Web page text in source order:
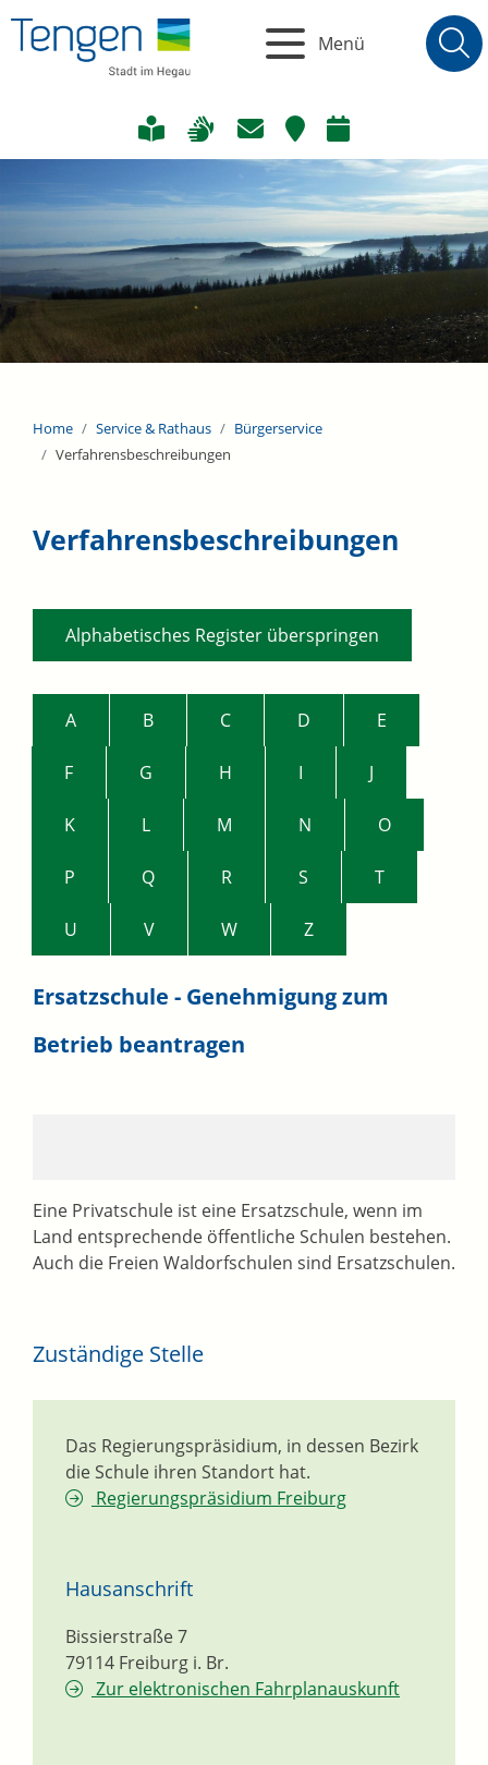
Menü
Home Service & Rathaus
Bürgerservice
Verfahrensbeschreibungen
Verfahrensbeschreibungen
Alphabetisches Register überspringen
A B C D E
F G H I J
K L M N O
P Q R S T
U V W Z
Ersatzschule - Genehmigung zum
Betrieb beantragen
Eine Privatschule ist eine Ersatzschule, wenn im
Land entsprechende öffentliche Schulen bestehen.
Auch die Freien Waldorfschulen sind Ersatzschulen.
Zuständige Stelle
Das Regierungspräsidium, in dessen Bezirk
die Schule ihren Standort hat.
Regierungspräsidium Freiburg
Hausanschrift
Bissierstraße 7
79114 Freiburg i. Br.
Zur elektronischen Fahrplanauskunft